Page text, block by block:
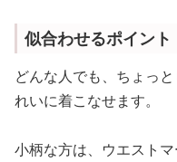
似合わせるポイント
どんな人でも、ちょっ
れいに着こなせます。
小柄な方は、ウエスト